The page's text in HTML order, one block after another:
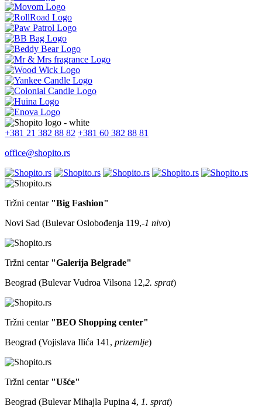
+381 21 382 88 82 +381 60 382 88 81
office@shopito.rs
Tržni centar "Big Fashion"
Novi Sad (Bulevar Oslobođenja 119,-1 nivo)
Tržni centar "Galerija Belgrade"
Beograd (Bulevar Vudroa Vilsona 12,2. sprat)
Tržni centar "BEO Shopping center"
Beograd (Vojislava Ilića 141, prizemlje)
Tržni centar "Ušće"
Beograd (Bulevar Mihajla Pupina 4, 1. sprat)